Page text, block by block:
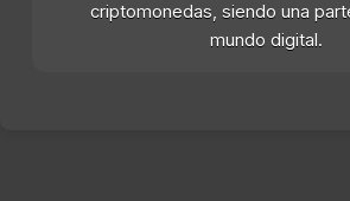
criptomonedas, siendo una
mundo digital.